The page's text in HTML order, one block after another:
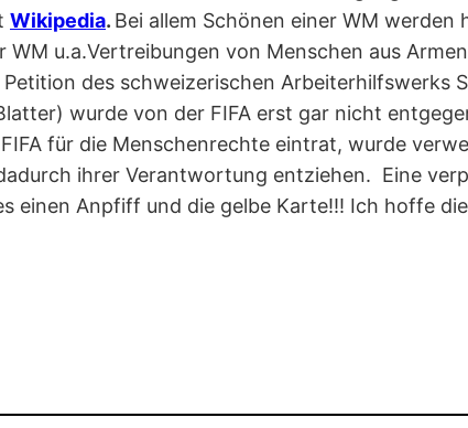
Wikipedia. Bei allem Schönen einer WM
u.a.Vertreibungen von Menschen aus
des schweizerischen Arbeiterhilfswerks
wurde von der FIFA erst gar nicht
für die Menschenrechte eintrat, wurde
ihrer Verantwortung entziehen. Eine
einen Anpfiff und die gelbe Karte!!! Ich hoffe